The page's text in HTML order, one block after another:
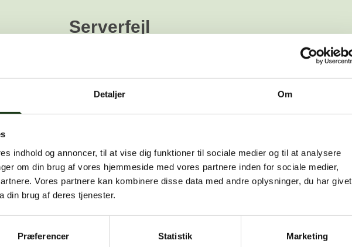
Detaljer Om
indhold og annoncer, til at vise dig funktioner til sociale medier og til at analysere
om din brug af vores hjemmeside med vores partnere inden for sociale medier,
Vores partnere kan kombinere disse data med andre oplysninger, du har givet
din brug af deres tjenester.
Præferencer Statistik Marketing
Serverfejl
serverfejl. Vi arbejder på at løse problemet. Prøv venligst igen
Gå til forsiden Gå tilbage